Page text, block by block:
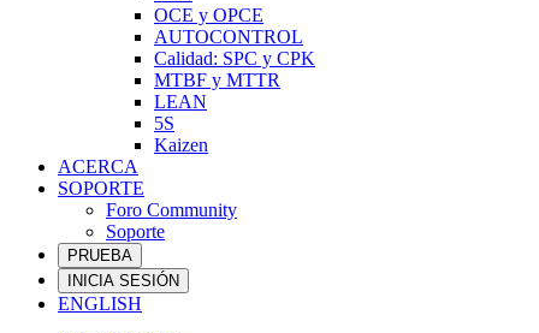
OCE y OPCE
AUTOCONTROL
Calidad: SPC y CPK
MTBF y MTTR
LEAN
5S
Kaizen
ACERCA
SOPORTE
Foro Community
Soporte
PRUEBA
INICIA SESIÓN
ENGLISH